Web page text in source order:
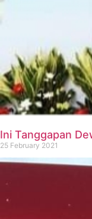
Ini Tanggapan
25 February 2021